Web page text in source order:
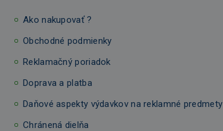
Ako nakupovať ?
Obchodné podmienky
Reklamačný poriadok
Doprava a platba
Daňové aspekty výdavkov na reklamné predmety
Chránená dielňa